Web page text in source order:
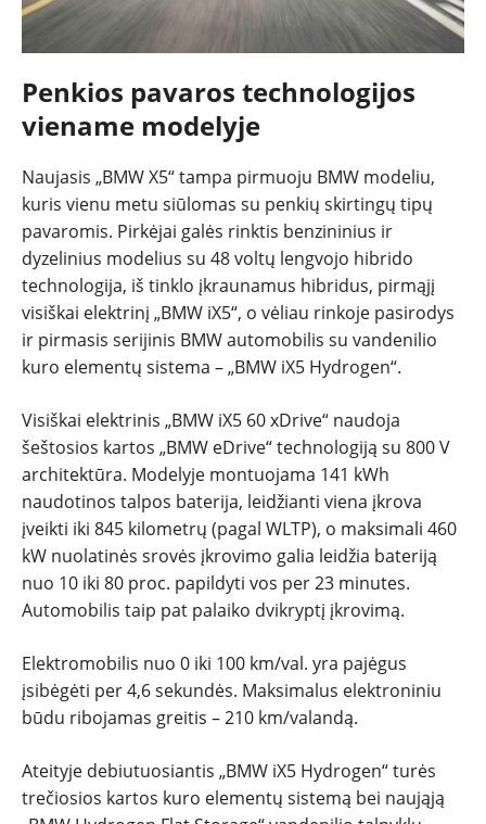
Penkios pavaros technologijos
viename modelyje
Naujasis „BMW X5“ tampa pirmuoju BMW modeliu,
kuris vienu metu siūlomas su penkių skirtingų tipų
pavaromis. Pirkėjai galės rinktis benzininius ir
dyzelinius modelius su 48 voltų lengvojo hibrido
technologija, iš tinklo įkraunamus hibridus, pirmąjį
visiškai elektrinį „BMW iX5“, o vėliau rinkoje pasirodys
ir pirmasis serijinis BMW automobilis su vandenilio
kuro elementų sistema – „BMW iX5 Hydrogen“.
Visiškai elektrinis „BMW iX5 60 xDrive“ naudoja
šeštosios kartos „BMW eDrive“ technologiją su 800 V
architektūra. Modelyje montuojama 141 kWh
naudotinos talpos baterija, leidžianti viena įkrova
įveikti iki 845 kilometrų (pagal WLTP), o maksimali 460
kW nuolatinės srovės įkrovimo galia leidžia bateriją
nuo 10 iki 80 proc. papildyti vos per 23 minutes.
Automobilis taip pat palaiko dvikryptį įkrovimą.
Elektromobilis nuo 0 iki 100 km/val. yra pajėgus
įsibėgėti per 4,6 sekundės. Maksimalus elektroniniu
būdu ribojamas greitis – 210 km/valandą.
Ateityje debiutuosiantis „BMW iX5 Hydrogen“ turės
trečiosios kartos kuro elementų sistemą bei naująją